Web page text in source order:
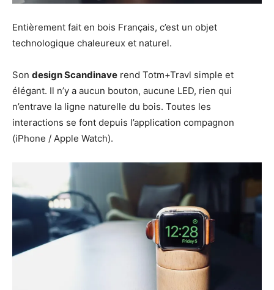
Entièrement fait en bois Français, c’est un objet
technologique chaleureux et naturel.
Son design Scandinave rend Totm+Travl simple et
élégant. Il n’y a aucun bouton, aucune LED, rien qui
n’entrave la ligne naturelle du bois. Toutes les
interactions se font depuis l’application compagnon
(iPhone / Apple Watch).